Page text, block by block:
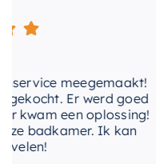
meegemaakt!
Er werd goed
een oplossing!
badkamer. Ik kan